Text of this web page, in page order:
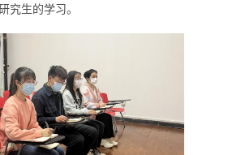
究生的学习。